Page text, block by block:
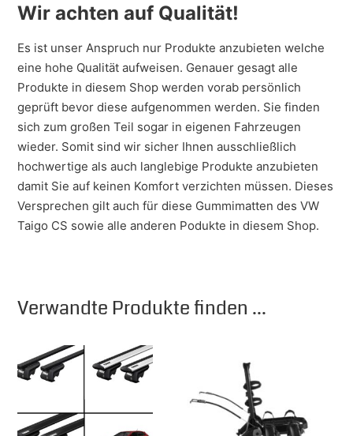
Wir achten auf Qualität!
Es ist unser Anspruch nur Produkte anzubieten welche
eine hohe Qualität aufweisen. Genauer gesagt alle
Produkte in diesem Shop werden vorab persönlich
geprüft bevor diese aufgenommen werden. Sie finden
sich zum großen Teil sogar in eigenen Fahrzeugen
wieder. Somit sind wir sicher Ihnen ausschließlich
hochwertige als auch langlebige Produkte anzubieten
damit Sie auf keinen Komfort verzichten müssen. Dieses
Versprechen gilt auch für diese Gummimatten des VW
Taigo CS sowie alle anderen Podukte in diesem Shop.
Verwandte Produkte finden ...